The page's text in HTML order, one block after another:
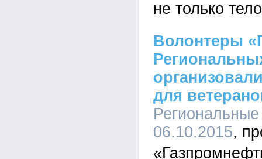
не только
Волонтеры
для
06.10.2015